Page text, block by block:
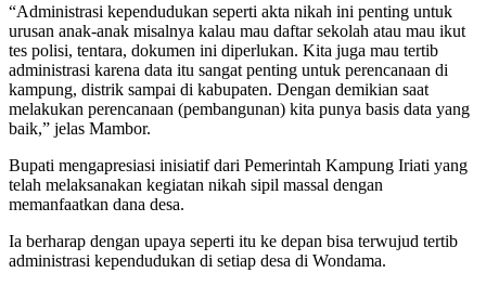
“Administrasi kependudukan seperti akta nikah ini penting untuk
urusan anak-anak misalnya kalau mau daftar sekolah atau mau ikut
tes polisi, tentara, dokumen ini diperlukan. Kita juga mau tertib
administrasi karena data itu sangat penting untuk perencanaan di
kampung, distrik sampai di kabupaten. Dengan demikian saat
melakukan perencanaan (pembangunan) kita punya basis data yang
baik,” jelas Mambor.
Bupati mengapresiasi inisiatif dari Pemerintah Kampung Iriati yang
telah melaksanakan kegiatan nikah sipil massal dengan
memanfaatkan dana desa.
Ia berharap dengan upaya seperti itu ke depan bisa terwujud tertib
administrasi kependudukan di setiap desa di Wondama.